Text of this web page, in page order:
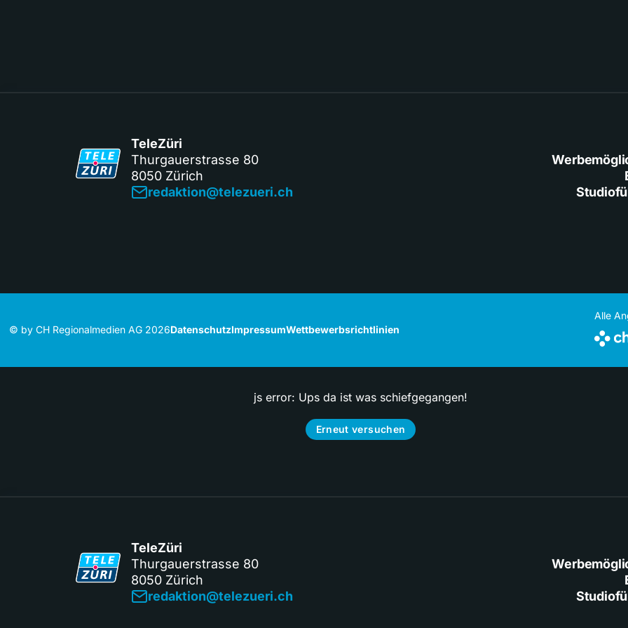
TeleZüri
Thurgauerstrasse 80
8050 Zürich
redaktion@telezueri.ch
© by CH Regionalmedien AG 2026DatenschutzImpressumWettbewerbsrichtlinien
Alle
js error: Ups da ist was schiefgegangen!
Erneut versuchen
TeleZüri
Thurgauerstrasse 80
8050 Zürich
redaktion@telezueri.ch